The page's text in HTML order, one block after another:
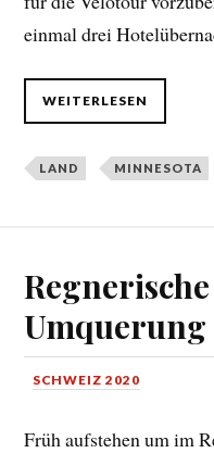
einmal drei
WEITERLESEN
LAND MINNESOTA
Umquerung
SCHWEIZ 2020
Früh aufstehen um im